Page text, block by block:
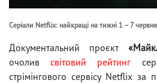
Серіали Netflix: найкращі на тижні 1 – 7
Документальний проєкт
очоливсвітовий рейтинг
стрімінгового сервісу Netflix